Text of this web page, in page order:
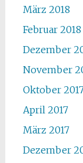
März 2018
Februar 2018
Dezember
November
Oktober
April 2017
März 2017
Dezember